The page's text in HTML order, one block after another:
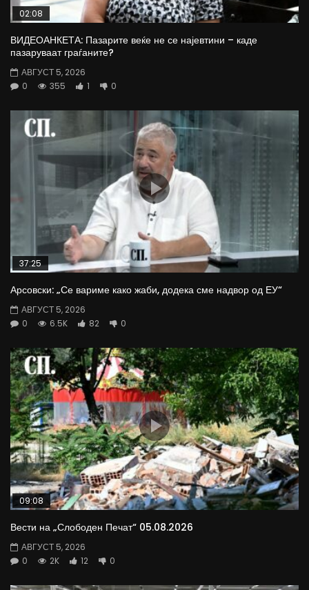
02:08
ВИДЕОАНКЕТА: Пазарите веќе не се најевтини – каде
пазаруваат граѓаните?
АВГУСТ 5, 2026
0
355 1 0
37:25
Арсовски: „Се вариме како жаби, додека сме надвор од ЕУ“
АВГУСТ 5, 2026
0
6.5K 82 0
09:08
Вести на „Слободен Печат“ 05.08.2026
АВГУСТ 5, 2026
0
2K 12 0